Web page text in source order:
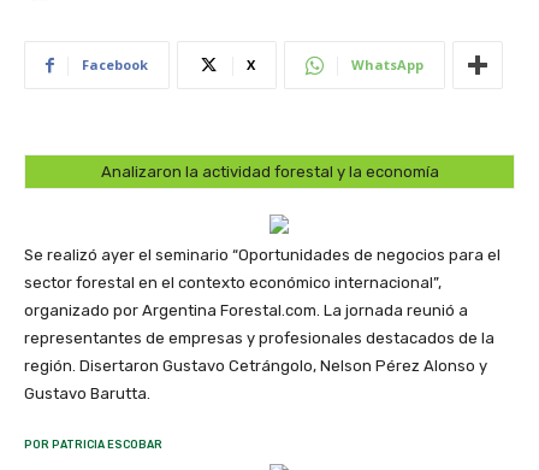
Facebook X WhatsApp
Analizaron la actividad forestal y la economía
Se realizó ayer el seminario “Oportunidades de negocios para el
sector forestal en el contexto económico internacional”,
organizado por Argentina Forestal.com. La jornada reunió a
representantes de empresas y profesionales destacados de la
región. Disertaron Gustavo Cetrángolo, Nelson Pérez Alonso y
Gustavo Barutta.
POR PATRICIA ESCOBAR